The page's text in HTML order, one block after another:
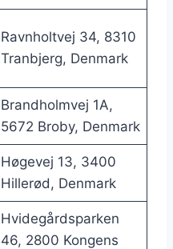
Ravnholtvej 34, 8310
Tranbjerg, Denmark
Brandholmvej 1A,
5672 Broby, Denmark
Høgevej 13, 3400
Hillerød, Denmark
Hvidegårdsparken
46, 2800 Kongens